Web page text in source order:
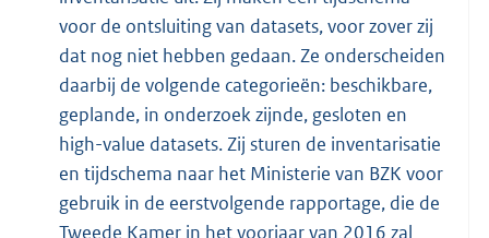
voor de ontsluiting van datasets, voor zover zij
dat nog niet hebben gedaan. Ze onderscheiden
daarbij de volgende categorieën: beschikbare,
geplande, in onderzoek zijnde, gesloten en
high-value datasets. Zij sturen de inventarisatie
en tijdschema naar het Ministerie van BZK voor
gebruik in de eerstvolgende rapportage, die de
Tweede Kamer in het voorjaar van 2016 zal